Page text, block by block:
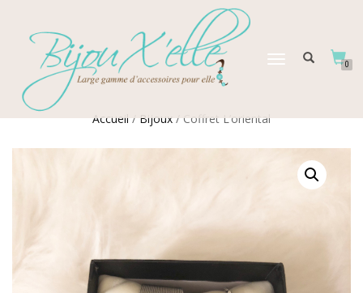
DÉPLIER
0
Accueil/Bijoux/ Coffret L’oriental